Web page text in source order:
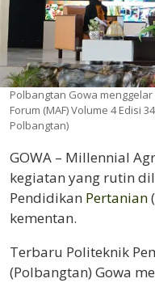
Polbangtan Gowa
Forum (MAF) Volume 4 Edisi
Polbangtan)
GOWA – Millennial
kegiatan yang rutin
Pendidikan Pertanian
kementan.
Terbaru Politeknik
(Polbangtan) Gowa